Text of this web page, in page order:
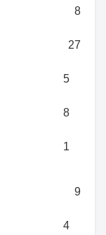
8
27
5
8
1
9
4